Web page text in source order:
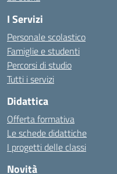
I Servizi
Personale scolastico
Famiglie e studenti
Percorsi di studio
Tutti i servizi
Didattica
Offerta formativa
Le schede didattiche
I progetti delle classi
Novità